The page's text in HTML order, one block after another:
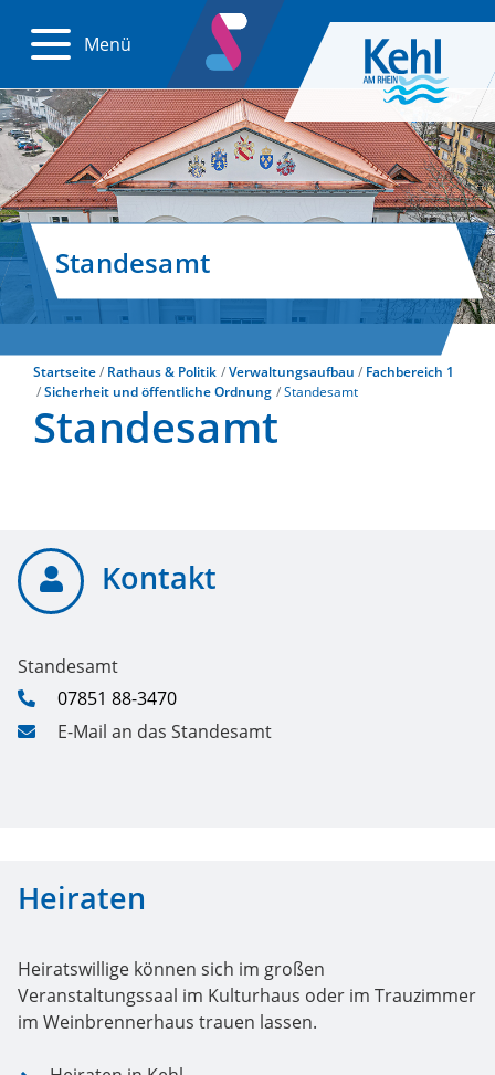
Menü
Standesamt
Startseite Rathaus & Politik Verwaltungsaufbau
Fachbereich 1
Sicherheit und öffentliche Ordnung
Standesamt
Standesamt
Kontakt
Standesamt
E-Mail an das Standesamt
07851 88-3470
Heiraten
Heiratswillige können sich im großen
Veranstaltungssaal im Kulturhaus oder im Trauzimmer
im Weinbrennerhaus trauen lassen.